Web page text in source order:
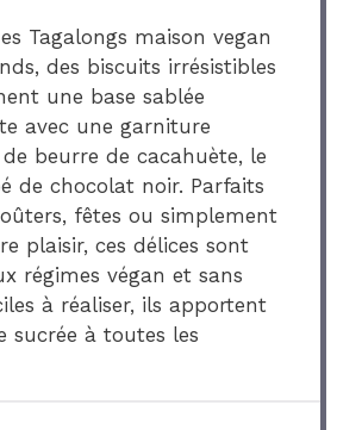
Tagalongs maison vegan
des biscuits irrésistibles
une base sablée
avec une garniture
beurre de cacahuète, le
de chocolat noir. Parfaits
fêtes ou simplement
plaisir, ces délices sont
régimes végan et sans
à réaliser, ils apportent
sucrée à toutes les